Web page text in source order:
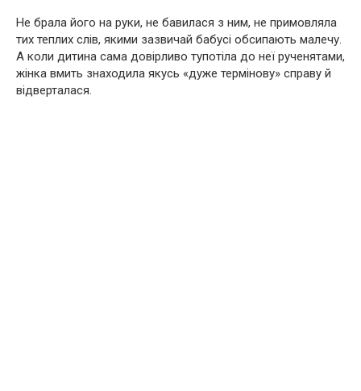
Не брала його на руки, не бавилася з ним, не примовляла
тих теплих слів, якими зазвичай бабусі обсипають малечу.
А коли дитина сама довірливо тупотіла до неї рученятами,
жінка вмить знаходила якусь «дуже термінову» справу й
відверталася.